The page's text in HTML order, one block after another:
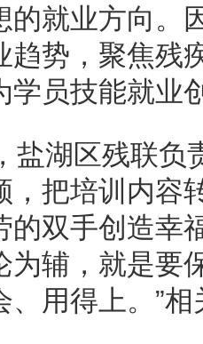
的就业方向。
趋势，聚焦残
学员技能就业
盐湖区残联负
，把培训内容
的双手创造幸
为辅，就是要
、用得上。”